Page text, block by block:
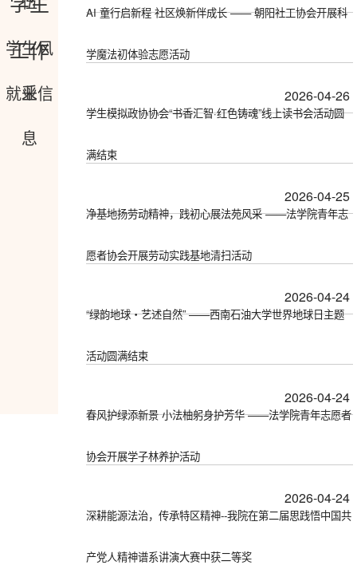
工作
学生风
采
就业信
息
AI 童行启新程 社区焕新伴成长 —— 朝阳社工协会开展科
学魔法初体验志愿活动
2026-04-26
学生模拟政协协会“书香汇智·红色铸魂”线上读书会活动圆
满结束
2026-04-25
净基地扬劳动精神，践初心展法苑风采 ——法学院青年志
愿者协会开展劳动实践基地清扫活动
2026-04-24
“绿韵地球・艺述自然” ——西南石油大学世界地球日主题
活动圆满结束
2026-04-24
春风护绿添新景 小法柚躬身护芳华 ——法学院青年志愿者
协会开展学子林养护活动
2026-04-24
深耕能源法治，传承特区精神--我院在第二届思践悟中国共
产党人精神谱系讲演大赛中获二等奖